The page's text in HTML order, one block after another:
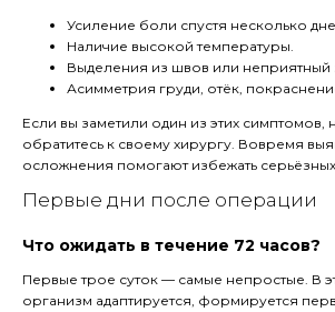
Усиление боли спустя несколько
Наличие высокой температуры.
Выделения из швов или неприятный
Асимметрия груди, отёк,
Если вы заметили один из этих симптомов,
обратитесь к своему хирургу. Вовремя
осложнения помогают избежать серьёзных
Первые дни после операции
Что ожидать в течение 72 часов?
Первые трое суток — самые непростые. В
организм адаптируется, формируется